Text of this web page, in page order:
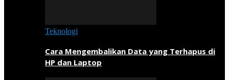
Teknologi
Cara Mengembalikan Data yang Terhapus di
HP dan Laptop